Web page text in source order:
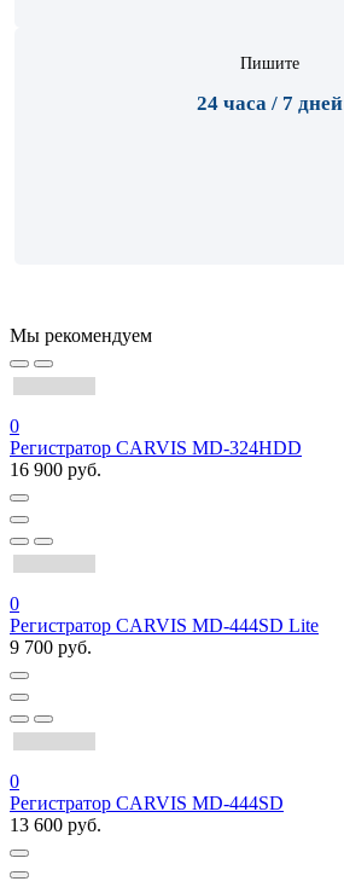
Пишите
24 часа / 7 дней
Мы рекомендуем
0
Регистратор CARVIS MD-324HDD
16 900 руб.
0
Регистратор CARVIS MD-444SD Lite
9 700 руб.
0
Регистратор CARVIS MD-444SD
13 600 руб.